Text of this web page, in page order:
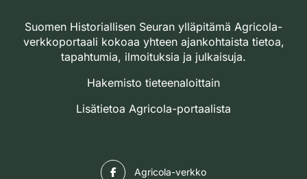
Suomen Historiallisen Seuran ylläpitämä Agricola-
verkkoportaali kokoaa yhteen ajankohtaista tietoa,
tapahtumia, ilmoituksia ja julkaisuja.
Hakemisto tieteenaloittain
Lisätietoa Agricola-portaalista
Agricola-verkko